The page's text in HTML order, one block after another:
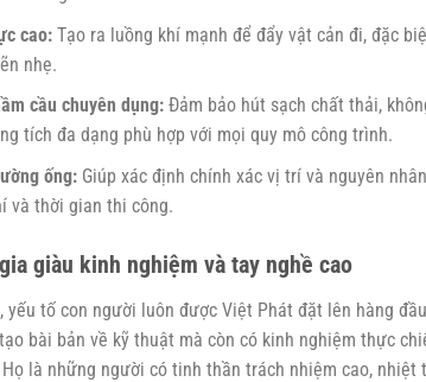
cao:Tạo ra luồng khí mạnh để đẩy vật cản đi, đặc
nhẹ.
cầu chuyên dụng:Đảm bảo hút sạch chất thải,
tích đa dạng phù hợp với mọi quy mô công trình.
ống:Giúp xác định chính xác vị trí và nguyên
và thời gian thi công.
giàu kinh nghiệm và tay nghề cao
yếu tố con người luôn được Việt Phát đặt lên hàng
bài bản về kỹ thuật mà còn có kinh nghiệm thực
Họ là những người có tinh thần trách nhiệm cao,